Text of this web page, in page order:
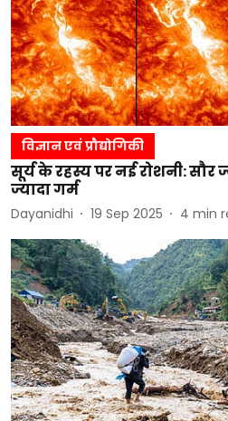
विज्ञान एवं प्रौद्योगिकी
सूर्य के रहस्य पर नई रोशनी: सौर
ज्यादा गर्म
Dayanidhi 19 Sep 2025 4 min